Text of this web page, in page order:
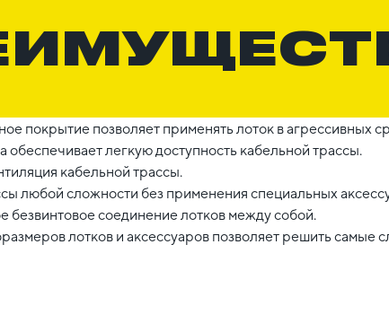
покрытие позволяет применять лоток в агрессивных
обеспечивает легкую доступность кабельной трассы.
кабельной трассы.
любой сложности без применения специальных
безвинтовое соединение лотков между собой.
лотков и аксессуаров позволяет решить